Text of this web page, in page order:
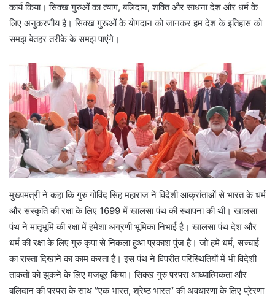
कार्य किया। सिक्ख गुरुओं का त्याग, बलिदान, शक्ति और साधना देश और धर्म के
लिए अनुकरणीय है। सिक्ख गुरूओं के योगदान को जानकर हम देश के इतिहास को
समझ बेतहर तरीके के समझ पाएंगे।
मुख्यमंत्री ने कहा कि गुरु गोविंद सिंह महाराज ने विदेशी आक्रांताओं से भारत के धर्म
और संस्कृति की रक्षा के लिए 1699 में खालसा पंथ की स्थापना की थी। खालसा
पंथ ने मातृभूमि की रक्षा में हमेशा अग्रणी भूमिका निभाई है। खालसा पंथ देश और
धर्म की रक्षा के लिए गुरु कृपा से निकला हुआ प्रकाश पुंज है। जो हमे धर्म, सच्चाई
का रास्ता दिखाने का काम करता है। इस पंथ ने विपरीत परिस्थितियों में भी विदेशी
ताकतों को झुकने के लिए मजबूर किया। सिक्ख गुरु परंपरा आध्यात्मिकता और
बलिदान की परंपरा के साथ ’’एक भारत, श्रेष्ठ भारत’’ की अवधारणा के लिए प्रेरणा